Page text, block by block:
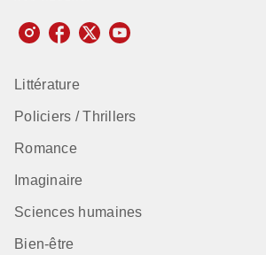
Littérature
Policiers / Thrillers
Romance
Imaginaire
Sciences humaines
Bien-être